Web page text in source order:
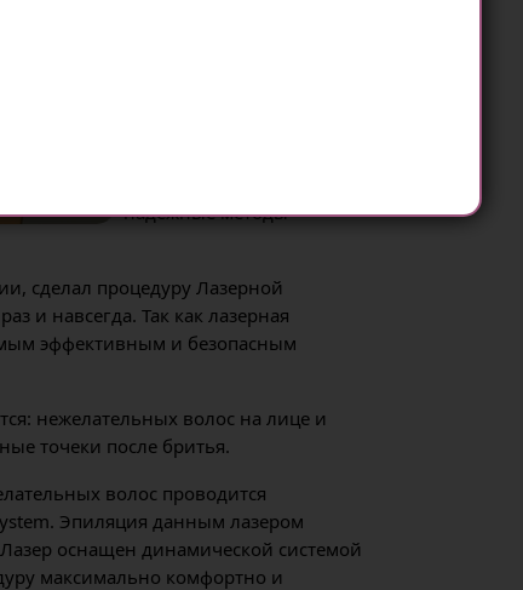
надежные методы
сделал процедуру Лазерной
и навсегда. Так как лазерная
эффективным и безопасным
нежелательных волос на лице и
точеки после бритья.
волос проводится
Эпиляция данным лазером
оснащен динамической системой
максимально комфортно и